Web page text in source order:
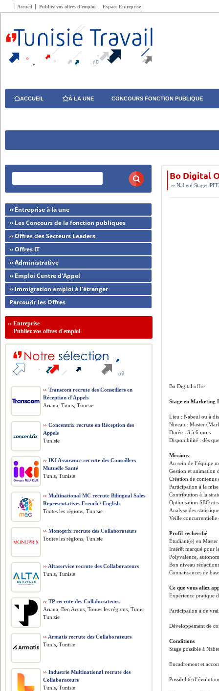
Accueil Publiez vos offres d’emploi Espace Entreprise
ACCUEIL À LA UNE CONCOURS FONCTION PUBLIQUE
Bo Digital
››Nabeul Stages PFE
Bo Digital offre
Stage en Marketing
Lieu : Nabeul ou à
Niveau : Master
Durée : 3 à 6 mois
Disponibilité : dès
Missions
Au sein de l’équipe
Gestion et animation
Création de
Participation à la
Contribution à la
Optimisation SEO et
Analyse des
Veille concurrentielle
Profil recherché
Étudiant(e) en
Intérêt marqué pour
Polyvalence,
Bon niveau
Connaissances de
Ce que vous allez
Expérience pratique
Participation à de
Développement de
Conditions
Stage possible à
Encadrement et
Possibilité
›› Entreprise à la une
›› Les Concours de la fonction publiques
›› Offres des Secteurs Leaders
›› Offres IT
›› Administrative
›› Emploi Centre d'Appel
›› Immigration emploi à l'étranger
Parcourir les Offres
››Entreprise
Publiez vos offres d'emploi
›› Transcom recrute des Conseillers en
Réception d’Appels
Ariana, Tunis, Tunisie
›› Concentrix recrute en Réception des
Appels
Tunisie
›› IKI Assurance recrute des Conseillers
Mutuelle Santé
Tunis, Tunisie
›› Multinational MC recrute Bilingual Sales
Representatives French / English
Toutes les régions, Tunisie
›› Monoprix recrute des Collaborateurs
Toutes les régions, Tunisie
›› Altaservice recrute des Collaborateurs
Tunis, Tunisie
›› TP recrute des Collaborateurs
Ariana, Ben Arous, Toutes les régions, Tunis,
Tunisie
›› Armatis recrute des Collaborateurs
Tunis, Tunisie
›› Industrie Multinational recrute des
Collaborateurs
Tunis, Tunisie